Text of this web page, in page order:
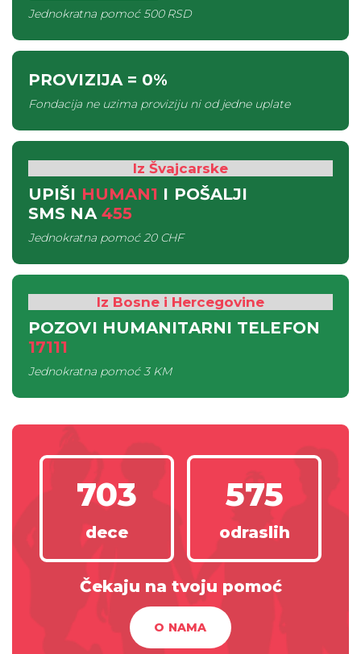
Jednokratna pomoć500 RSD
PROVIZIJA= 0%
Fondacija ne uzima proviziju ni od jedne uplate
Iz Švajcarske
UPIŠI HUMAN1 I POŠALJI
SMS NA 455
Jednokratna pomoć20 CHF
Iz Bosne i Hercegovine
POZOVI HUMANITARNI TELEFON
17111
Jednokratna pomoć3 KM
703
dece
575
odraslih
Čekaju na tvoju pomoć
O NAMA